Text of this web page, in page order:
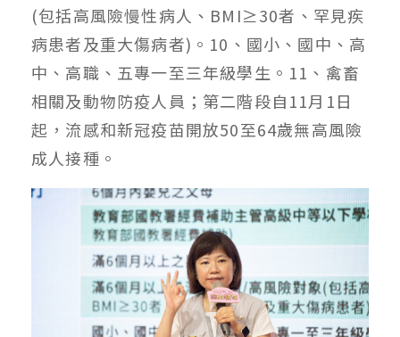
(包括高風險慢性病人、BMI≥30者、罕見疾
病患者及重大傷病者)。10、國小、國中、高
中、高職、五專一至三年級學生。11、禽畜
相關及動物防疫人員；第二階段自11月1日
起，流感和新冠疫苗開放50至64歲無高風險
成人接種。